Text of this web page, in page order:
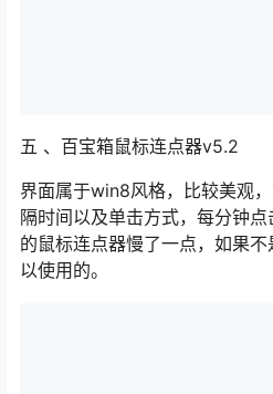
五 、百宝箱鼠标连点器v5.2
界面属于win8风格，比较美观
隔时间以及单击方式，每分钟
的鼠标连点器慢了一点，如果
以使用的。